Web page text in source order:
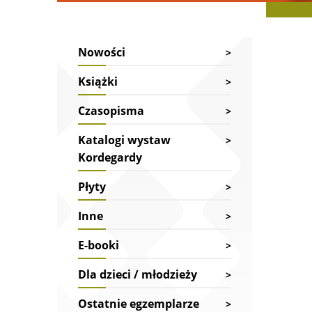
Nowości
Książki
Czasopisma
Katalogi wystaw
Kordegardy
Płyty
Inne
E-booki
Dla dzieci / młodzieży
Ostatnie egzemplarze
Strona